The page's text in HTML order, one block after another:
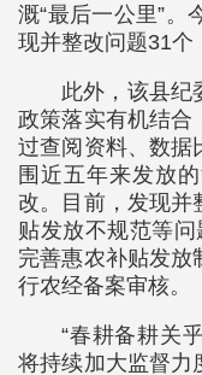
溉“最后一公里”。
现并整改问题31个
此外，该县纪
政策落实有机结合
过查阅资料、数据
围近五年来发放
改。目前，发现并
贴发放不规范等
完善惠农补贴发放
行农经备案审核。
“春耕备耕关
将持续加大监督力